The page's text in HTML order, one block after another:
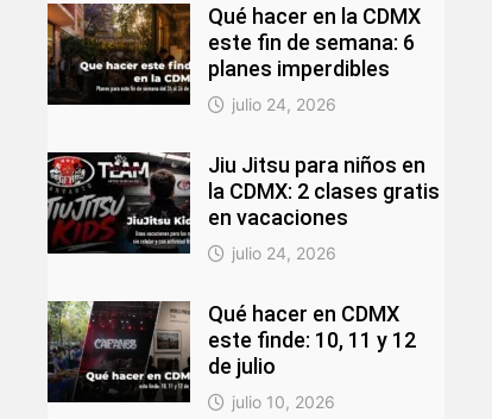
Qué hacer en la CDMX
este fin de semana: 6
planes imperdibles
julio 24, 2026
Jiu Jitsu para niños en
la CDMX: 2 clases gratis
en vacaciones
julio 24, 2026
Qué hacer en CDMX
este finde: 10, 11 y 12
de julio
julio 10, 2026